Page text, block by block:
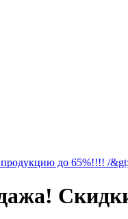
до 65%!!!! /